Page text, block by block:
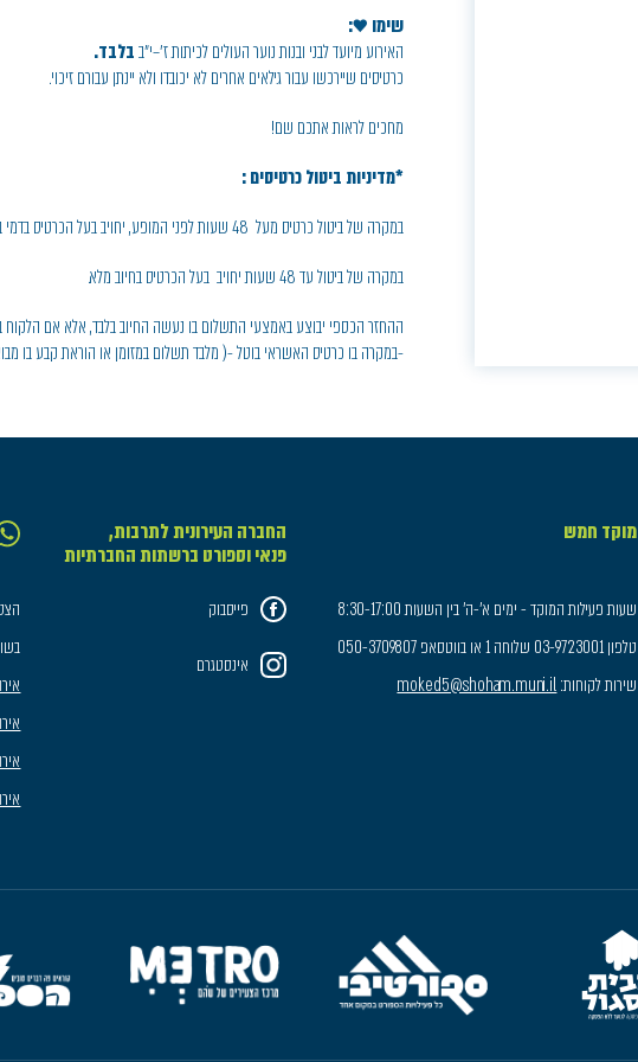
שימו ♥:
האירוע מיועד לבני ובנות נוער העולים לכיתות ז'–י"בבלבד.
כרטיסים שיירכשו עבור גילאים אחרים לא יכובדו ולא יינתן עבורם זיכוי.
מחכים לראות אתכם שם!
*מדיניות ביטול כרטיסים :
במקרה של ביטול כרטיס מעל 48 שעות לפני המופע, יחויב בעל הכרטיס בדמי ביטול בסך 5% ממחיר הכרטיס
במקרה של ביטול עד 48 שעות יחויב בעל הכרטיס בחיוב מלא.
ההחזר הכספי יבוצע באמצעי התשלום בו נעשה החיוב בלבד, אלא אם
-במקרה בו כרטיס האשראי בוטל -( מלבד תשלום במזומן או הוראת קבע בו
מוקד חמש
שעות פעילות המוקד - ימים א'-ה' בין השעות 8:30-17:00
טלפון 03-9723001 שלוחה 1 או בווטסאפ 050-3709807
שירות לקוחות:moked5@shoham.muni.il
החברה העירונית לתרבות,
פנאי וספורט ברשתות החברתיות
פייסבוק
אינסטגרם